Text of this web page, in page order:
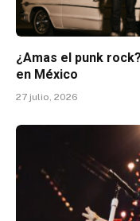
¿Amas el punk
en México
27 julio, 2026